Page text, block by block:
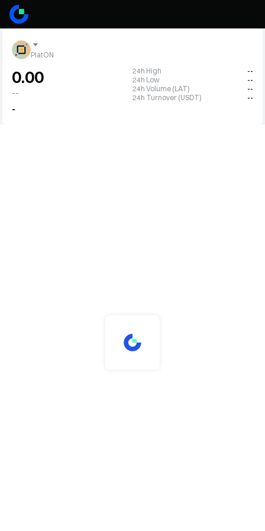
PlatON
0.00
--
-
24h High
--
24h Low
--
24h Volume (LAT)
--
24h Turnover (USDT)
--